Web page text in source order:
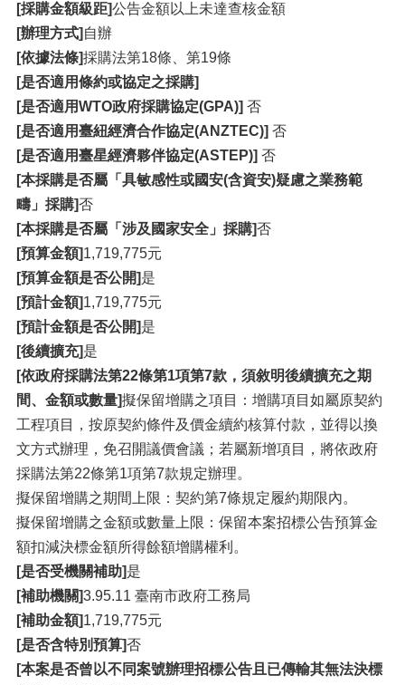
[採購金額級距]公告金額以上未達查核金額
[辦理方式] 自辦
[依據法條]採購法第18條、第19條
[是否適用條約或協定之採購]
[是否適用WTO政府採購協定(GPA)] 否
[是否適用臺紐經濟合作協定(ANZTEC)] 否
[是否適用臺星經濟夥伴協定(ASTEP)] 否
[本採購是否屬「具敏感性或國安(含資安)疑慮之業務範
疇」採購]否
[本採購是否屬「涉及國家安全」採購]否
[預算金額]1,719,775元
[預算金額是否公開]是
[預計金額]1,719,775元
[預計金額是否公開]是
[後續擴充]是
[依政府採購法第22條第1項第7款，須敘明後續擴充之期
間、金額或數量]擬保留增購之項目：增購項目如屬原契約
工程項目，按原契約條件及價金續約核算付款，並得以換
文方式辦理，免召開議價會議；若屬新增項目，將依政府
採購法第22條第1項第7款規定辦理。
擬保留增購之期間上限：契約第7條規定履約期限內。
擬保留增購之金額或數量上限：保留本案招標公告預算金
額扣減決標金額所得餘額增購權利。
[是否受機關補助]是
[補助機關]3.95.11 臺南市政府工務局
[補助金額]1,719,775元
[是否含特別預算]否
[本案是否曾以不同案號辦理招標公告且已傳輸其無法決標